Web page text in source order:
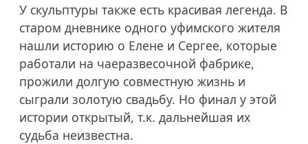
У скульптуры также есть красивая легенда. В
старом дневнике одного уфимского жителя
нашли историю о Елене и Сергее, которые
работали на чаеразвесочной фабрике,
прожили долгую совместную жизнь и
сыграли золотую свадьбу. Но финал у этой
истории открытый, т.к. дальнейшая их
судьба неизвестна.